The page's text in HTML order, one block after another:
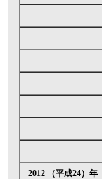
2012 （平成24）年